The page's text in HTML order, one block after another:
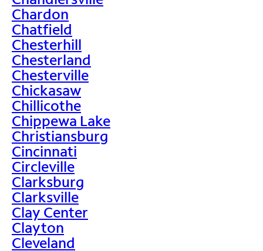
Chardon
Chatfield
Chesterhill
Chesterland
Chesterville
Chickasaw
Chillicothe
Chippewa Lake
Christiansburg
Cincinnati
Circleville
Clarksburg
Clarksville
Clay Center
Clayton
Cleveland